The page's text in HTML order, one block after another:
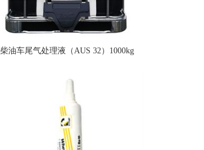
柴油车尾气处理液（AUS 32）1000kg